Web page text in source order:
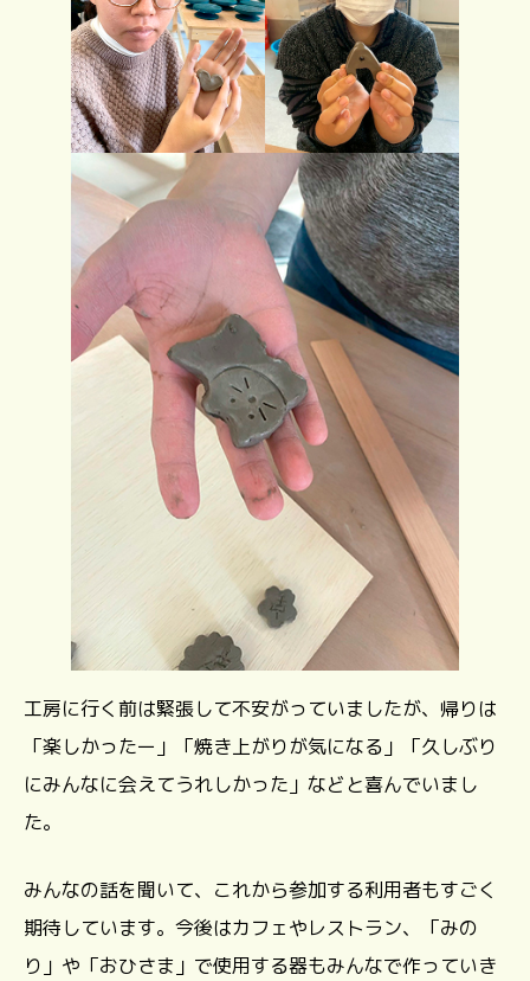
工房に行く前は緊張して不安がっていましたが、帰りは
「楽しかったー」「焼き上がりが気になる」「久しぶり
にみんなに会えてうれしかった」などと喜んでいまし
た。
みんなの話を聞いて、これから参加する利用者もすごく
期待しています。今後はカフェやレストラン、「みの
り」や「おひさま」で使用する器もみんなで作っていき